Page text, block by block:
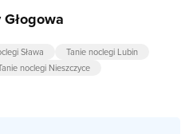
Sława
Tanie noclegi Lubin
noclegi Nieszczyce